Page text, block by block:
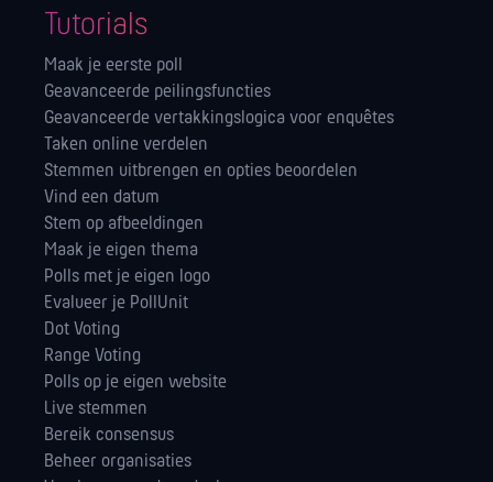
Tutorials
Maak je eerste poll
Geavanceerde peilingsfuncties
Geavanceerde vertakkingslogica voor enquêtes
Taken online verdelen
Stemmen uitbrengen en opties beoordelen
Vind een datum
Stem op afbeeldingen
Maak je eigen thema
Polls met je eigen logo
Evalueer je PollUnit
Dot Voting
Range Voting
Polls op je eigen website
Live stemmen
Bereik consensus
Beheer organisaties